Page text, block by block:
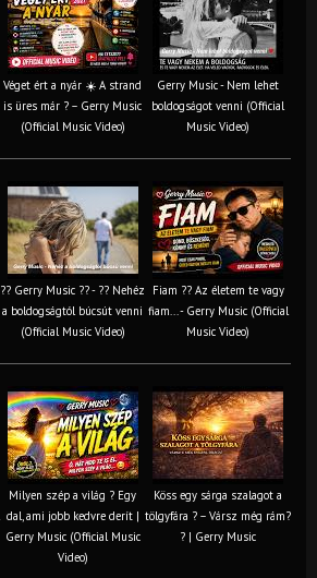
Véget ért a nyár ☀️ A strand
is üres már ? – Gerry Music
(Official Music Video)
Gerry Music - Nem lehet
boldogságot venni (Official
Music Video)
?? Gerry Music ?? - ?? Nehéz
a boldogságtól búcsút venni
(Official Music Video)
Fiam ?‍? Az életem te vagy
fiam... - Gerry Music (Official
Music Video)
Milyen szép a világ ? Egy
dal, ami jobb kedvre derít |
Gerry Music (Official Music
Video)
Köss egy sárga szalagot a
tölgyfára ?️ – Vársz még rám?
? | Gerry Music